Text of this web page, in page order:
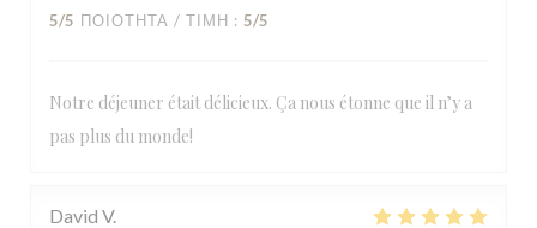
5/5 ΠΟΙΌΤΗΤΑ / ΤΙΜΉ : 5/5
Notre déjeuner était délicieux. Ça nous étonne que il n’y a
pas plus du monde!
David V